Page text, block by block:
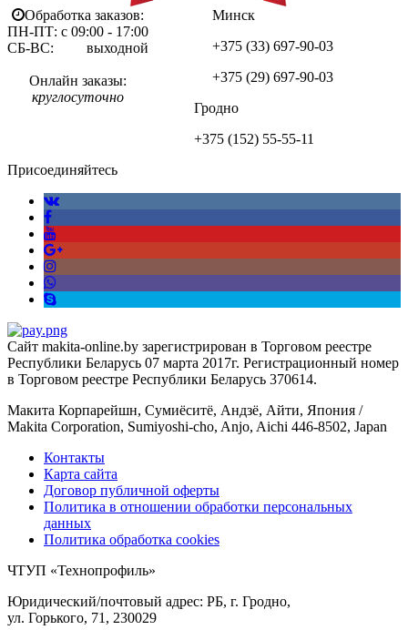
Обработка заказов:
ПН-ПТ: с 09:00 - 17:00
СБ-ВС: выходной
Онлайн заказы:
круглосуточно
Минск
+375 (33) 697-90-03
+375 (29) 697-90-03
Гродно
+375 (152) 55-55-11
Присоединяйтесь
Сайт makita-online.by зарегистрирован в Торговом реестре
Республики Беларусь 07 марта 2017г. Регистрационный номер
в Торговом реестре Республики Беларусь 370614.
Макита Корпарейшн, Сумиёситё, Андзё, Айти, Япония /
Makita Corporation, Sumiyoshi-cho, Anjo, Aichi 446-8502, Japan
Контакты
Карта сайта
Договор публичной оферты
Политика в отношении обработки персональных
данных
Политика обработка cookies
ЧТУП «Технопрофиль»
Юридический/почтовый адрес: РБ, г. Гродно,
ул. Горького, 71, 230029